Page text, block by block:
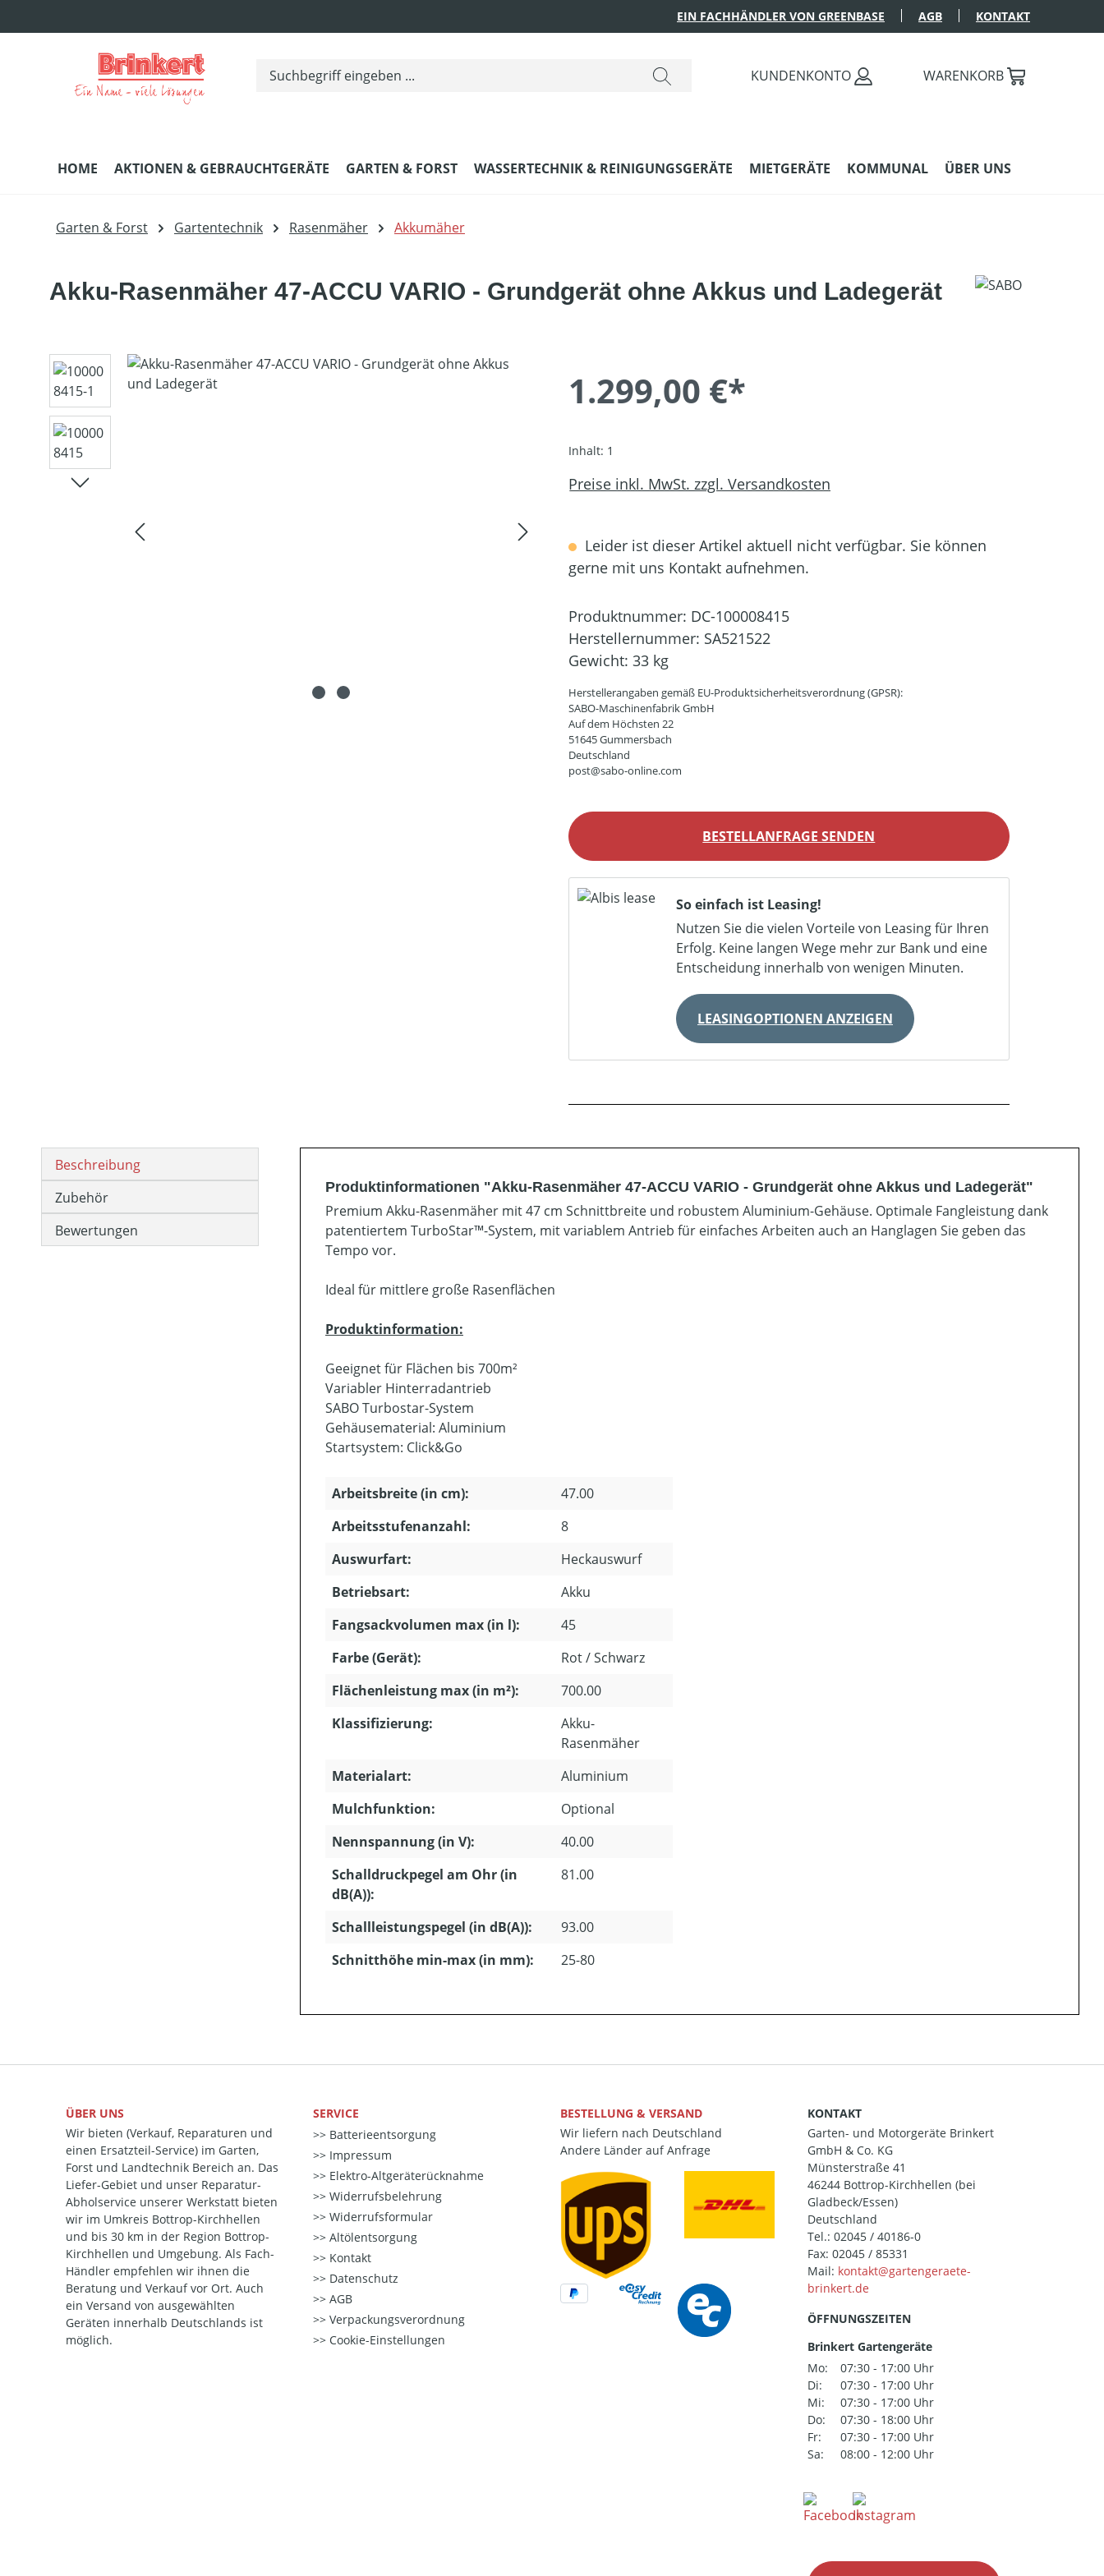
EIN FACHHÄNDLER VON GREENBASE AGB KONTAKT
KUNDENKONTO WARENKORB
HOME AKTIONEN & GEBRAUCHTGERÄTE GARTEN & FORST WASSERTECHNIK & REINIGUNGSGERÄTE MIETGERÄTE KOMMUNAL ÜBER UNS
Garten & Forst Gartentechnik Rasenmäher Akkumäher
Akku-Rasenmäher 47-ACCU VARIO - Grundgerät ohne Akkus und Ladegerät
Bildergalerie überspringen
1.299,00 €*
Inhalt: 1
Preise inkl. MwSt. zzgl. Versandkosten
Leider ist dieser Artikel aktuell nicht verfügbar. Sie können
gerne mit uns Kontakt aufnehmen.
Produktnummer: DC-100008415
Herstellernummer: SA521522
Gewicht: 33 kg
Herstellerangaben gemäß EU-Produktsicherheitsverordnung (GPSR):
SABO-Maschinenfabrik GmbH
Auf dem Höchsten 22
51645 Gummersbach
Deutschland
post@sabo-online.com
BESTELLANFRAGE SENDEN
So einfach ist Leasing!
Nutzen Sie die vielen Vorteile von Leasing für Ihren
Erfolg. Keine langen Wege mehr zur Bank und eine
Entscheidung innerhalb von wenigen Minuten.
LEASINGOPTIONEN ANZEIGEN
Beschreibung
Zubehör
Bewertungen
Produktinformationen "Akku-Rasenmäher 47-ACCU VARIO - Grundgerät ohne Akkus und Ladegerät"
Premium Akku-Rasenmäher mit 47 cm Schnittbreite und robustem Aluminium-Gehäuse. Optimale Fangleistung dank
patentiertem TurboStar™-System, mit variablem Antrieb für einfaches Arbeiten auch an Hanglagen Sie geben das
Tempo vor.
Ideal für mittlere große Rasenflächen
Produktinformation:
Geeignet für Flächen bis 700m²
Variabler Hinterradantrieb
SABO Turbostar-System
Gehäusematerial: Aluminium
Startsystem: Click&Go
Arbeitsbreite (in cm):
47.00
Arbeitsstufenanzahl:
8
Auswurfart:
Heckauswurf
Betriebsart:
Akku
Fangsackvolumen max (in l):
45
Farbe (Gerät):
Rot / Schwarz
Flächenleistung max (in m²):
700.00
Klassifizierung:
Akku-
Rasenmäher
Materialart:
Aluminium
Mulchfunktion:
Optional
Nennspannung (in V):
40.00
Schalldruckpegel am Ohr (in
dB(A)):
81.00
Schallleistungspegel (in dB(A)):
93.00
Schnitthöhe min-max (in mm):
25-80
ÜBER UNS
Wir bieten (Verkauf, Reparaturen und
einen Ersatzteil-Service) im Garten,
Forst und Landtechnik Bereich an. Das
Liefer-Gebiet und unser Reparatur-
Abholservice unserer Werkstatt bieten
wir im Umkreis Bottrop-Kirchhellen
und bis 30 km in der Region Bottrop-
Kirchhellen und Umgebung. Als Fach-
Händler empfehlen wir ihnen die
Beratung und Verkauf vor Ort. Auch
ein Versand von ausgewählten
Geräten innerhalb Deutschlands ist
möglich.
SERVICE
Batterieentsorgung
Impressum
Elektro-Altgeräterücknahme
Widerrufsbelehrung
Widerrufsformular
Altölentsorgung
Kontakt
Datenschutz
AGB
Verpackungsverordnung
Cookie-Einstellungen
BESTELLUNG & VERSAND
Wir liefern nach Deutschland
Andere Länder auf Anfrage
KONTAKT
Garten- und Motorgeräte Brinkert
GmbH & Co. KG
Münsterstraße 41
46244 Bottrop-Kirchhellen (bei
Gladbeck/Essen)
Deutschland
Tel.: 02045 / 40186-0
Fax: 02045 / 85331
Mail:
ÖFFNUNGSZEITEN
Brinkert Gartengeräte
Mo:
07:30 - 17:00 Uhr
Di:
07:30 - 17:00 Uhr
Mi:
07:30 - 17:00 Uhr
Do:
07:30 - 18:00 Uhr
Fr:
07:30 - 17:00 Uhr
Sa:
08:00 - 12:00 Uhr